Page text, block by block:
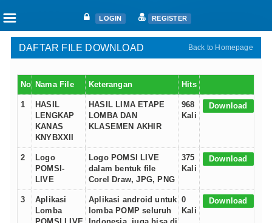
Articles
Fanciers
Clubs
Races
Races
Nat. Ace Candidate
Nat. Ace Champions
One Loft Race
☰ LOGIN REGISTER
Back to Homepage
DAFTAR FILE DOWNLOAD
No Nama File Keterangan Hits
1
HASIL
LENGKAP
KANAS
KNYBXXII
HASIL LIMA ETAPE
LOMBA DAN
KLASEMEN AKHIR
968
Kali
Download
2
Logo
POMSI-
LIVE
Logo POMSI LIVE
dalam bentuk file
Corel Draw, JPG, PNG
375
Kali
Download
3
Aplikasi
Lomba
Aplikasi android untuk
lomba POMP seluruh
0
Kali
Download